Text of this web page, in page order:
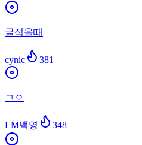
글적을때
cynic 381
ㄱㅇ
LM백영 348